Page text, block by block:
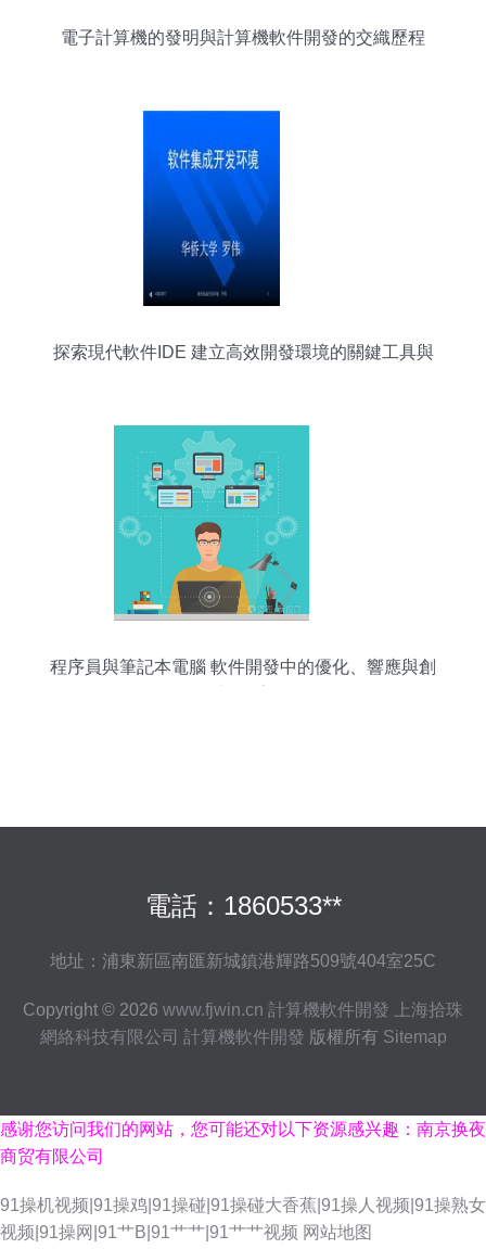
電子計算機的發明與計算機軟件開發的交織歷程
探索現代軟件IDE 建立高效開發環境的關鍵工具與
程序員與筆記本電腦 軟件開發中的優化、響應與創
電話：1860533**
地址：浦東新區南匯新城鎮港輝路509號404室25C
Copyright © 2026 www.fjwin.cn 計算機軟件開發
上海拾珠
網絡科技有限公司 計算機軟件開發 版權所有 Sitemap
感谢您访问我们的网站，您可能还对以下资源感兴趣：南京换夜
商贸有限公司
91操机视频|91操鸡|91操碰|91操碰大香蕉|91操人视频|91操熟女
视频|91操网|91艹B|91艹艹|91艹艹视频 网站地图